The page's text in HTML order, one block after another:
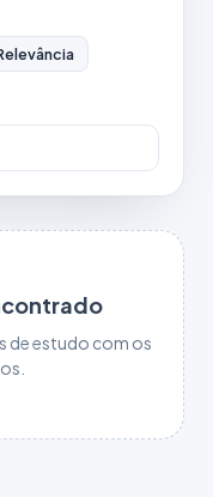
de estudo com os